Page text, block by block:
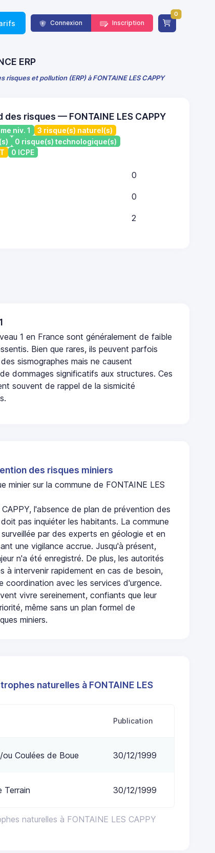
Connexion Inscription
0
ERP
risques et pollution (ERP) à FONTAINE LES CAPPY
des risques — FONTAINE LES CAPPY
niv. 1
3 risque(s) naturel(s)
0 risque(s) technologique(s)
0 ICPE
0
0
2
1 en France sont généralement de faible
Bien que rares, ils peuvent parfois
sismographes mais ne causent
dommages significatifs aux structures. Ces
souvent de rappel de la sismicité
des risques miniers
minier sur la commune de FONTAINE LES
CAPPY, l'absence de plan de prévention des
pas inquiéter les habitants. La commune
par des experts en géologie et en
une vigilance accrue. Jusqu'à présent,
n'a été enregistré. De plus, les autorités
à intervenir rapidement en cas de besoin,
coordination avec les services d'urgence.
vivre sereinement, confiants que leur
même sans un plan formel de
miniers.
naturelles à FONTAINE LES
naturelles à FONTAINE LES CAPPY
Publication
Coulées de Boue 30/12/1999
Terrain 30/12/1999